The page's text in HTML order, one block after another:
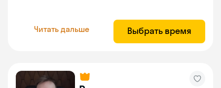
Читать дальше Выбрать время